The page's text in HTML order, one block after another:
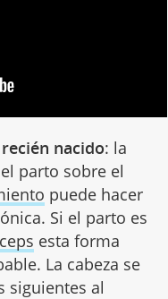
nacido: la
parto sobre el
puede hacer
Si el parto es
esta forma
La cabeza se
siguientes al